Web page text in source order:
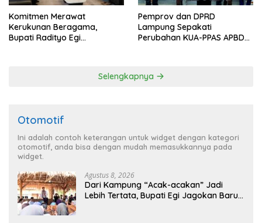
Komitmen Merawat
Kerukunan Beragama,
Bupati Radityo Egi
Pemprov dan DPRD
Lampung Sepakati
Perubahan KUA-PPAS APBD
Selengkapnya
Otomotif
Ini adalah contoh keterangan untuk widget dengan kategori
otomotif, anda bisa dengan mudah memasukkannya pada
widget.
Agustus 8, 2026
Dari Kampung “Acak-acakan” Jadi
Lebih Tertata, Bupati Egi Jagokan Baru